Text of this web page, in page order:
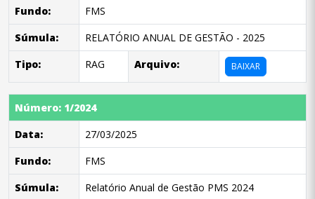
Fundo:
FMS
Súmula:
RELATÓRIO ANUAL DE GESTÃO - 2025
Tipo:
RAG Arquivo: BAIXAR
Número: 1/2024
Data:
27/03/2025
Fundo:
FMS
Súmula:
Relatório Anual de Gestão PMS 2024